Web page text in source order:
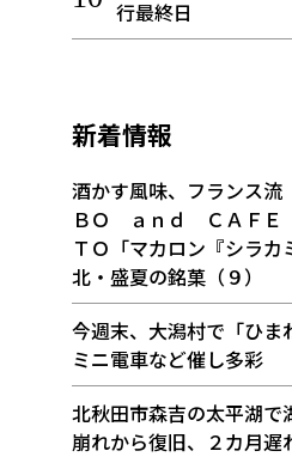
行最終日
新着情報
酒かす風味、フランス
ＢＯ ａｎｄ ＣＡＦＥ
ＴＯ「マカロン『シラ
北・盛夏の銘菓（９）
今週末、大潟村で「ひ
ミニ電車など催し多彩
北秋田市森吉の太平湖
崩れから復旧、２カ月遅